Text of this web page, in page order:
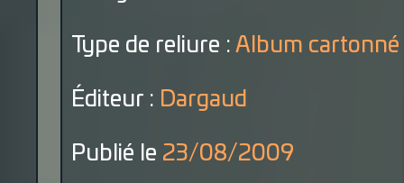
Type de reliure : Album cartonné
Éditeur : Dargaud
Publié le 23/08/2009